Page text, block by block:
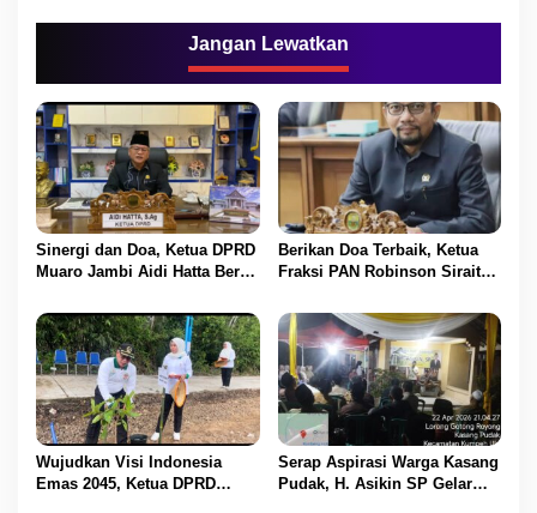
a
i
p
o
s
Jangan Lewatkan
Sinergi dan Doa, Ketua DPRD
Muaro Jambi Aidi Hatta Beri
BBS
Berikan Doa Terbaik, Ketua
Fraksi PAN Robinson Sirait
untuk BBS
Wujudkan Visi Indonesia
Emas 2045, Ketua DPRD
Serap Aspirasi Warga Kasang
Pudak, H. Asikin SP Gelar